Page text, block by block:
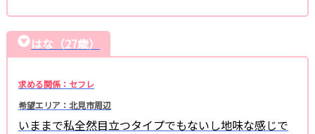
はな（27歳）
求める関係：セフレ
希望エリア：北見市周辺
いままで私全然目立つタイプでもないし地味な感じで